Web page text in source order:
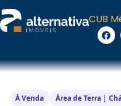
CUB
À Venda Área de Terra |